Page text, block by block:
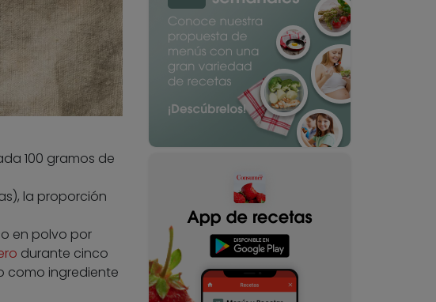
100 gramos de
la proporción
en polvo por
durante cinco
como ingrediente